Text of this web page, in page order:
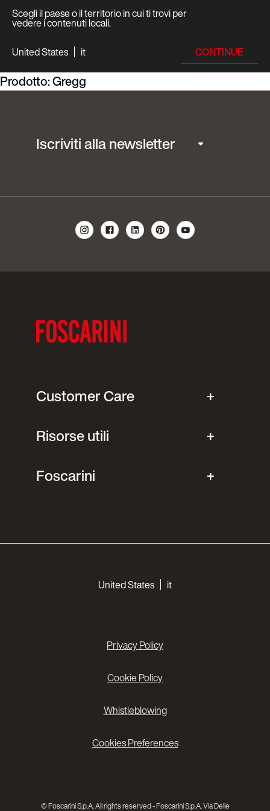
Scegli il paese o il territorio in cui ti trovi per
vedere i contenuti locali.
United States
it CONTINUE
Prodotto:Gregg
Iscriviti alla newsletter
Customer Care
Risorse utili
Foscarini
United States it
Privacy Policy
Cookie Policy
Whistleblowing
Cookies Preferences
© Foscarini S.p.A. All rights reserved - Foscarini S.p.A. Via Delle